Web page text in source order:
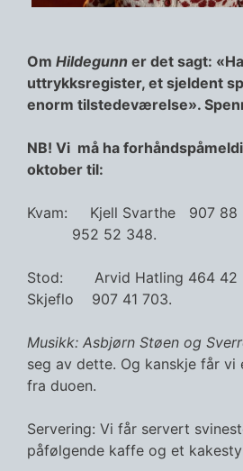
Om Hildegunn er det sagt:
uttrykksregister, et sjeldent
enorm tilstedeværelse».
NB! Vi må ha
oktober til:
Kvam: Kjell Svarthe 907
952 52 348.
Stod: Arvid Hatling 464
Skjeflo 907 41 703.
Musikk: Asbjørn Støen og
seg av dette. Og kanskje får vi
fra duoen.
Servering: Vi får servert
påfølgende kaffe og et